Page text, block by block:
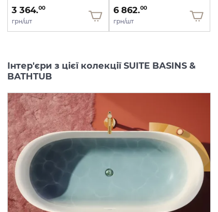
3 364.00
грн/шт
6 862.00
грн/шт
Інтер'єри з цієї колекції SUITE BASINS &
BATHTUB